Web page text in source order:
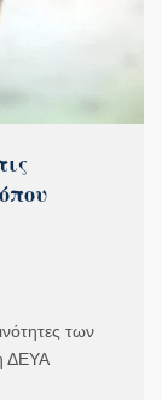
των
ΔΕΥΑ